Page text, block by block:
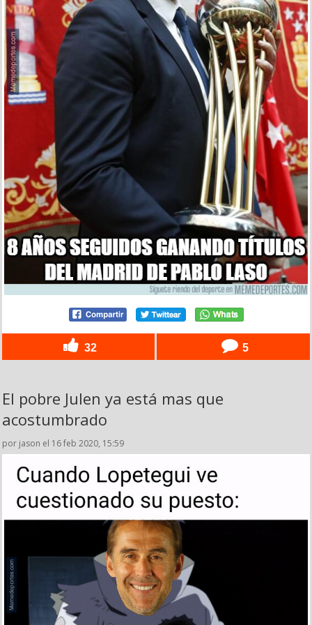
32 5
El pobre Julen ya está mas que
acostumbrado
por jason el 16 feb 2020, 15:59